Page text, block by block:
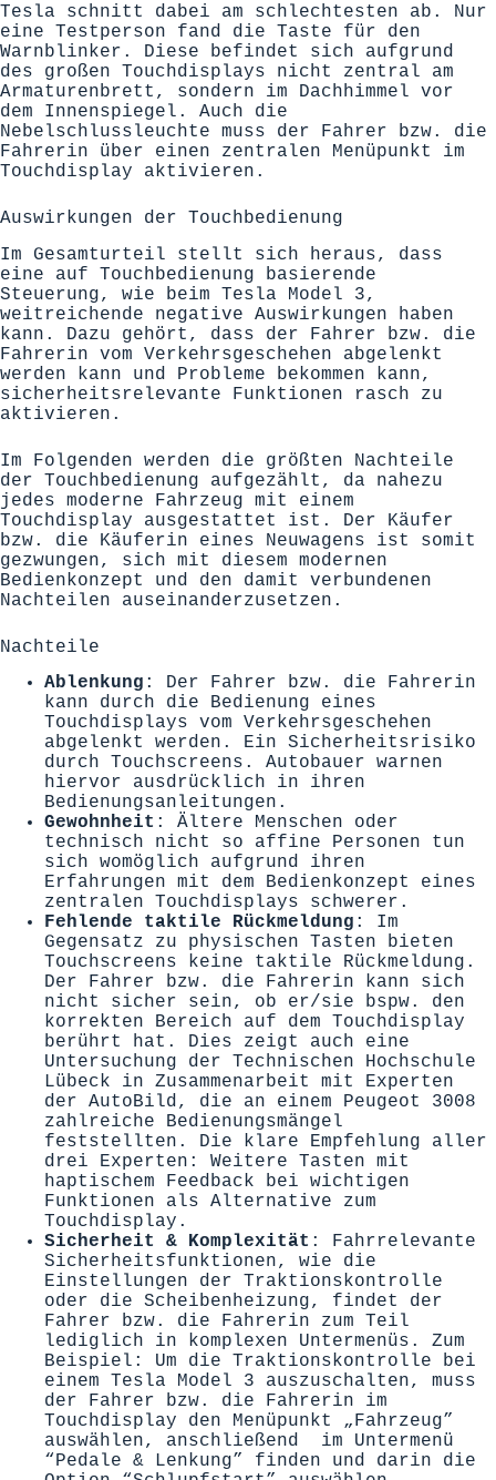
Tesla schnitt dabei am schlechtesten ab. Nur
eine Testperson fand die Taste für den
Warnblinker. Diese befindet sich aufgrund
des großen Touchdisplays nicht zentral am
Armaturenbrett, sondern im Dachhimmel vor
dem Innenspiegel. Auch die
Nebelschlussleuchte muss der Fahrer bzw. die
Fahrerin über einen zentralen Menüpunkt im
Touchdisplay aktivieren.
Auswirkungen der Touchbedienung
Im Gesamturteil stellt sich heraus, dass
eine auf Touchbedienung basierende
Steuerung, wie beim Tesla Model 3,
weitreichende negative Auswirkungen haben
kann. Dazu gehört, dass der Fahrer bzw. die
Fahrerin vom Verkehrsgeschehen abgelenkt
werden kann und Probleme bekommen kann,
sicherheitsrelevante Funktionen rasch zu
aktivieren.
Im Folgenden werden die größten Nachteile
der Touchbedienung aufgezählt, da nahezu
jedes moderne Fahrzeug mit einem
Touchdisplay ausgestattet ist. Der Käufer
bzw. die Käuferin eines Neuwagens ist somit
gezwungen, sich mit diesem modernen
Bedienkonzept und den damit verbundenen
Nachteilen auseinanderzusetzen.
Nachteile
Ablenkung : Der Fahrer bzw. die Fahrerin
kann durch die Bedienung eines
Touchdisplays vom Verkehrsgeschehen
abgelenkt werden. Ein Sicherheitsrisiko
durch Touchscreens. Autobauer warnen
hiervor ausdrücklich in ihren
Bedienungsanleitungen.
Gewohnheit : Ältere Menschen oder
technisch nicht so affine Personen tun
sich womöglich aufgrund ihren
Erfahrungen mit dem Bedienkonzept eines
zentralen Touchdisplays schwerer.
Fehlende taktile Rückmeldung : Im
Gegensatz zu physischen Tasten bieten
Touchscreens keine taktile Rückmeldung.
Der Fahrer bzw. die Fahrerin kann sich
nicht sicher sein, ob er/sie bspw. den
korrekten Bereich auf dem Touchdisplay
berührt hat. Dies zeigt auch eine
Untersuchung der Technischen Hochschule
Lübeck in Zusammenarbeit mit Experten
der AutoBild, die an einem Peugeot 3008
zahlreiche Bedienungsmängel
feststellten. Die klare Empfehlung aller
drei Experten: Weitere Tasten mit
haptischem Feedback bei wichtigen
Funktionen als Alternative zum
Touchdisplay.
Sicherheit & Komplexität : Fahrrelevante
Sicherheitsfunktionen, wie die
Einstellungen der Traktionskontrolle
oder die Scheibenheizung, findet der
Fahrer bzw. die Fahrerin zum Teil
lediglich in komplexen Untermenüs. Zum
Beispiel: Um die Traktionskontrolle bei
einem Tesla Model 3 auszuschalten, muss
der Fahrer bzw. die Fahrerin im
Touchdisplay den Menüpunkt „Fahrzeug”
auswählen, anschließend im Untermenü
“Pedale & Lenkung” finden und darin die